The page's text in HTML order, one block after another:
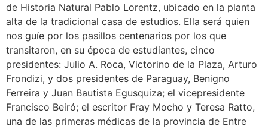
de Historia Natural Pablo Lorentz, ubicado en la planta
alta de la tradicional casa de estudios. Ella será quien
nos guíe por los pasillos centenarios por los que
transitaron, en su época de estudiantes, cinco
presidentes: Julio A. Roca, Victorino de la Plaza, Arturo
Frondizi, y dos presidentes de Paraguay, Benigno
Ferreira y Juan Bautista Egusquiza; el vicepresidente
Francisco Beiró; el escritor Fray Mocho y Teresa Ratto,
una de las primeras médicas de la provincia de Entre